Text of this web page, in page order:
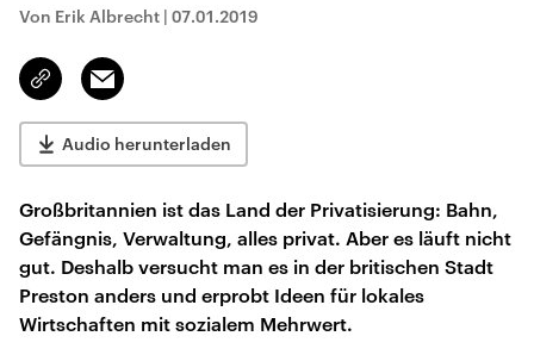
Von Erik Albrecht | 07.01.2019
Link
kopieren/teilen
Email
Audio herunterladen
Großbritannien ist das Land der Privatisierung: Bahn,
Gefängnis, Verwaltung, alles privat. Aber es läuft nicht
gut. Deshalb versucht man es in der britischen Stadt
Preston anders und erprobt Ideen für lokales
Wirtschaften mit sozialem Mehrwert.